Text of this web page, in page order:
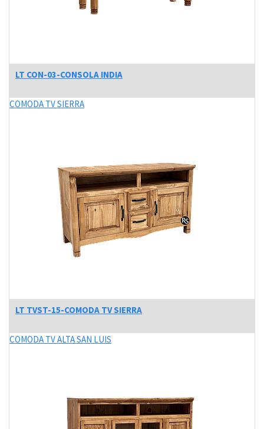
LT CON-03-CONSOLA INDIA
COMODA TV SIERRA
LT TVST-15-COMODA TV SIERRA
COMODA TV ALTA SAN LUIS